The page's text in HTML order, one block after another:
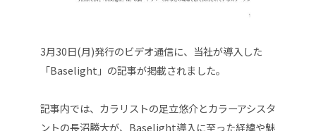
3月30日(月)発行のビデオ通信に、当社が導入した
「Baselight」の記事が掲載されました。
記事内では、カラリストの足立悠介とカラーアシスタ
ントの長沼勝大が、Baselight導入に至った経緯や魅